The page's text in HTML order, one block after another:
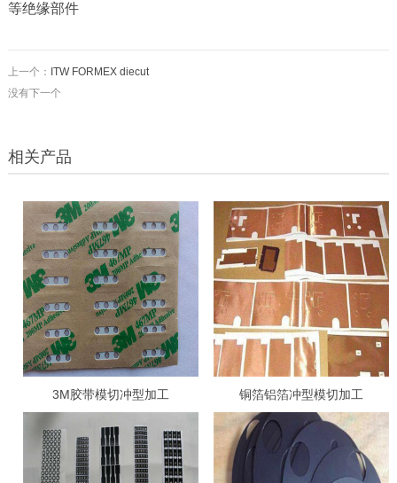
等绝缘部件
上一个： ITW FORMEX diecut
没有下一个
相关产品
3M胶带模切冲型加工 铜箔铝箔冲型模切加工